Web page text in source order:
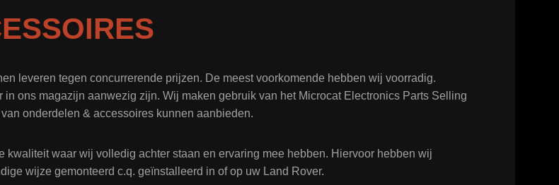
leveren tegen concurrerende prijzen. De meest voorkomende hebben wij voorradig.
ons magazijn aanwezig zijn. Wij maken gebruik van het Microcat Electronics Parts Selling
onderdelen & accessoires kunnen aanbieden.
waar wij volledig achter staan en ervaring mee hebben. Hiervoor hebben wij
wijze gemonteerd c.q. geïnstalleerd in of op uw Land Rover.